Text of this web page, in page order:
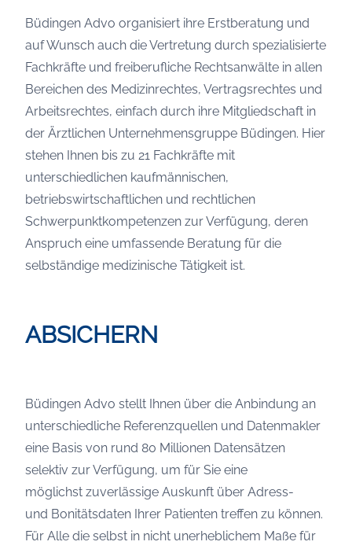
Büdingen Advo organisiert ihre Erstberatung und
auf Wunsch auch die Vertretung durch spezialisierte
Fachkräfte und freiberufliche Rechtsanwälte in allen
Bereichen des Medizinrechtes, Vertragsrechtes und
Arbeitsrechtes, einfach durch ihre Mitgliedschaft in
der Ärztlichen Unternehmensgruppe Büdingen. Hier
stehen Ihnen bis zu 21 Fachkräfte mit
unterschiedlichen kaufmännischen,
betriebswirtschaftlichen und rechtlichen
Schwerpunktkompetenzen zur Verfügung, deren
Anspruch eine umfassende Beratung für die
selbständige medizinische Tätigkeit ist.
ABSICHERN
Büdingen Advo stellt Ihnen über die Anbindung an
unterschiedliche Referenzquellen und Datenmakler
eine Basis von rund 80 Millionen Datensätzen
selektiv zur Verfügung, um für Sie eine
möglichst zuverlässige Auskunft über Adress-
und Bonitätsdaten Ihrer Patienten treffen zu können.
Für Alle die selbst in nicht unerheblichem Maße für